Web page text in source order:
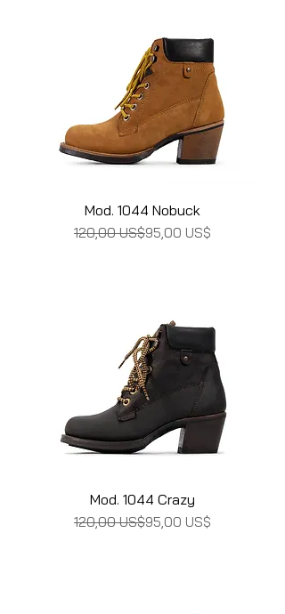
Mod. 1044 Nobuck
Precio
120,00 US$Precio de oferta
95,00 US$
Mod. 1044 Crazy
Precio
120,00 US$Precio de oferta
95,00 US$